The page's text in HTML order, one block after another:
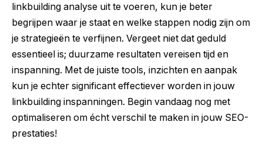
linkbuilding analyse uit te voeren, kun je beter
begrijpen waar je staat en welke stappen nodig zijn om
je strategieën te verfijnen. Vergeet niet dat geduld
essentieel is; duurzame resultaten vereisen tijd en
inspanning. Met de juiste tools, inzichten en aanpak
kun je echter significant effectiever worden in jouw
linkbuilding inspanningen. Begin vandaag nog met
optimaliseren om écht verschil te maken in jouw SEO-
prestaties!